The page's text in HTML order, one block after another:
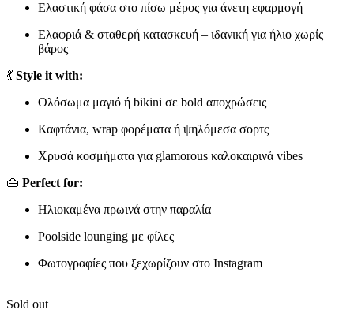
Ελαστική φάσα στο πίσω μέρος για άνετη εφαρμογή
Ελαφριά & σταθερή κατασκευή – ιδανική για ήλιο χωρίς
βάρος
💃 Style it with:
Ολόσωμα μαγιό ή bikini σε bold αποχρώσεις
Καφτάνια, wrap φορέματα ή ψηλόμεσα σορτς
Χρυσά κοσμήματα για glamorous καλοκαιρινά vibes
👜 Perfect for:
Ηλιοκαμένα πρωινά στην παραλία
Poolside lounging με φίλες
Φωτογραφίες που ξεχωρίζουν στο Instagram
Sold out